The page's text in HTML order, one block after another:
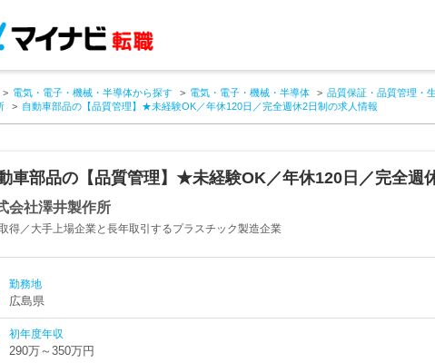
電気・電子・機械・半導体から探す 電気・電子・機械・半導体 品質保証・品質管理・
自動車部品の【品質管理】★未経験OK／年休120日／完全週休2日制の求人情報
車部品の【品質管理】★未経験OK／年休120日／完全週
会社澤井製作所
得／大手上場企業と長年取引するプラスチック製造企業
勤務地
広島県
初年度年収
290万～350万円